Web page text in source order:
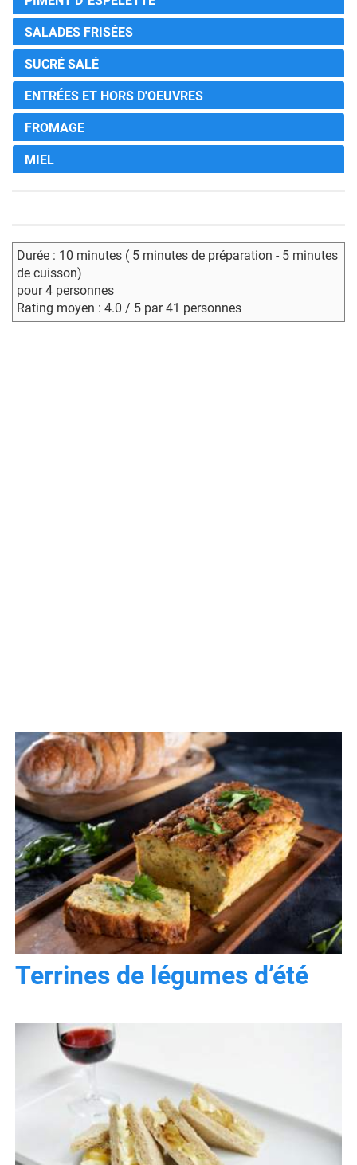
SALADES FRISÉES
SUCRÉ SALÉ
ENTRÉES ET HORS D'OEUVRES
FROMAGE
MIEL
Durée : 10 minutes ( 5 minutes de préparation - 5 minutes
de cuisson)
pour 4 personnes
Rating moyen : 4.0 / 5 par 41 personnes
Terrines de légumes d’été